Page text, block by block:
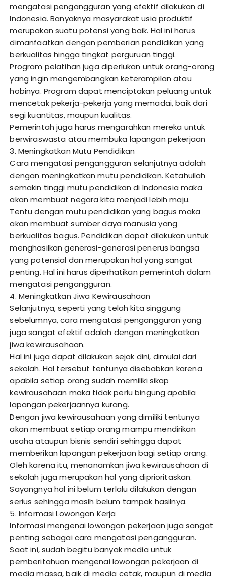
mengatasi pengangguran yang efektif dilakukan di
Indonesia. Banyaknya masyarakat usia produktif
merupakan suatu potensi yang baik. Hal ini harus
dimanfaatkan dengan pemberian pendidikan yang
berkualitas hingga tingkat perguruan tinggi.
Program pelatihan juga diperlukan untuk orang-orang
yang ingin mengembangkan keterampilan atau
hobinya. Program dapat menciptakan peluang untuk
mencetak pekerja-pekerja yang memadai, baik dari
segi kuantitas, maupun kualitas.
Pemerintah juga harus mengarahkan mereka untuk
berwiraswasta atau membuka lapangan pekerjaan
3. Meningkatkan Mutu Pendidikan
Cara mengatasi pengangguran selanjutnya adalah
dengan meningkatkan mutu pendidikan. Ketahuilah
semakin tinggi mutu pendidikan di Indonesia maka
akan membuat negara kita menjadi lebih maju.
Tentu dengan mutu pendidikan yang bagus maka
akan membuat sumber daya manusia yang
berkualitas bagus. Pendidikan dapat dilakukan untuk
menghasilkan generasi-generasi penerus bangsa
yang potensial dan merupakan hal yang sangat
penting. Hal ini harus diperhatikan pemerintah dalam
mengatasi pengangguran.
4. Meningkatkan Jiwa Kewirausahaan
Selanjutnya, seperti yang telah kita singgung
sebelumnya, cara mengatasi pengangguran yang
juga sangat efektif adalah dengan meningkatkan
jiwa kewirausahaan.
Hal ini juga dapat dilakukan sejak dini, dimulai dari
sekolah. Hal tersebut tentunya disebabkan karena
apabila setiap orang sudah memiliki sikap
kewirausahaan maka tidak perlu bingung apabila
lapangan pekerjaannya kurang.
Dengan jiwa kewirausahaan yang dimiliki tentunya
akan membuat setiap orang mampu mendirikan
usaha ataupun bisnis sendiri sehingga dapat
memberikan lapangan pekerjaan bagi setiap orang.
Oleh karena itu, menanamkan jiwa kewirausahaan di
sekolah juga merupakan hal yang diprioritaskan.
Sayangnya hal ini belum terlalu dilakukan dengan
serius sehingga masih belum tampak hasilnya.
5. Informasi Lowongan Kerja
Informasi mengenai lowongan pekerjaan juga sangat
penting sebagai cara mengatasi pengangguran.
Saat ini, sudah begitu banyak media untuk
pemberitahuan mengenai lowongan pekerjaan di
media massa, baik di media cetak, maupun di media